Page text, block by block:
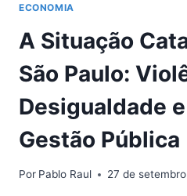
ECONOMIA
A Situação
São Paulo:
Desigualdade
Gestão Pública
Por Pablo Raul 27 de